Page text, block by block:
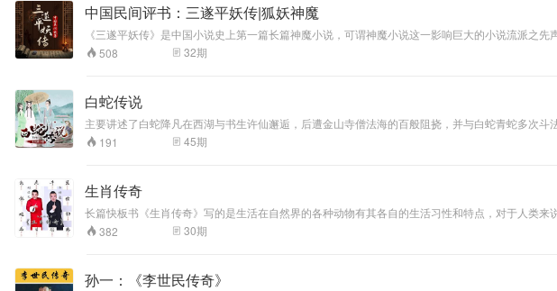
中国民间评书：三遂平妖传|狐妖神魔
《三遂平妖传》是中国小说史上第一篇长篇神魔小说，可谓神魔小说这一影响巨大的小说流派之
成《三遂平妖传》，书中多写人间妖异事件，少谈方外神仙鬼怪。 专辑里演播的人物生动形象，栩栩如生，各个有血有肉，仿若真实一般，角色跳脱活泼，挥洒自如，具有浓郁的市井气息，极富表现力。 这里没有天宫
地府，而是活生生的社会，所以，我们可以了解到许多宋朝时代的风俗人情。每个故事的人物不
508 32期
白蛇传说
主要讲述了白蛇降凡在西湖与书生许仙邂逅，后遭金山寺僧法海的百般阻挠，并与白蛇青蛇多次
191
45期
生肖传奇
长篇快板书《生肖传奇》写的是生活在自然界的各种动物有其各自的生活习性和特点，对于人类
别的动物？十二生肖的排列为什么是这个顺序？告诉人们一些有关动物方面的知识和趣闻。茶余饭
382 30期
孙一：《李世民传奇》